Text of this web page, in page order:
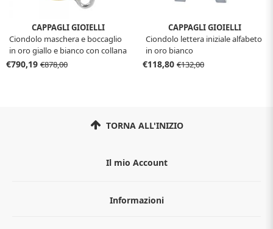
CAPPAGLI GIOIELLI
Ciondolo maschera e boccaglio
in oro giallo e bianco con collana
€790,19 €878,00
CAPPAGLI GIOIELLI
Ciondolo lettera iniziale alfabeto
in oro bianco
€118,80 €132,00
TORNA ALL'INIZIO
Il mio Account
Informazioni